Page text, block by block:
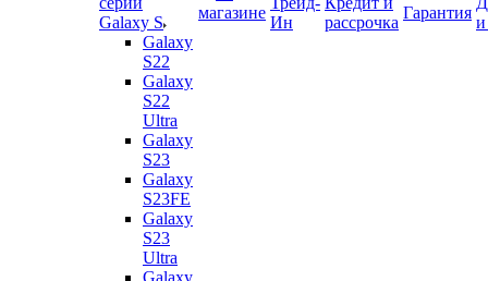
Galaxy S
Galaxy
S22
Galaxy
S22
Ultra
Galaxy
S23
Galaxy
S23FE
Galaxy
S23
Ultra
Galaxy
магазине
Ин
рассрочка
Гарантия
и